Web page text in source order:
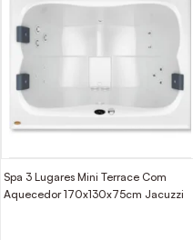
Spa 3 Lugares Mini Terrace Com
Aquecedor 170x130x75cm Jacuzzi